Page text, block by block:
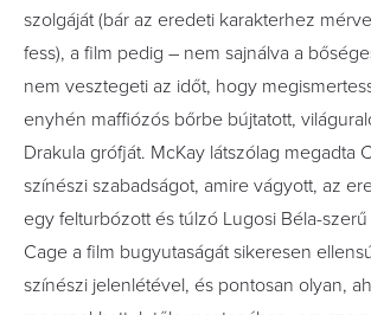
szolgáját (bár az eredeti karakterhez
fess), a film pedig – nem sajnálva a
nem vesztegeti az időt, hogy
enyhén maffiózós bőrbe bújtatott,
Drakula grófját. McKay látszólag megadta
színészi szabadságot, amire vágyott, az
egy felturbózott és túlzó Lugosi Béla-
Cage a film bugyutaságát sikeresen
színészi jelenlétével, és pontosan olyan,